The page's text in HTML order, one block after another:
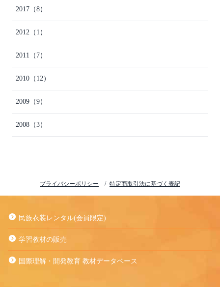
2017 （8）
2012 （1）
2011 （7）
2010 （12）
2009 （9）
2008 （3）
プライバシーポリシー 特定商取引法に基づく表記
民族衣装レンタル(会員限定)
学習教材の販売
国際理解・開発教育 教材データベース